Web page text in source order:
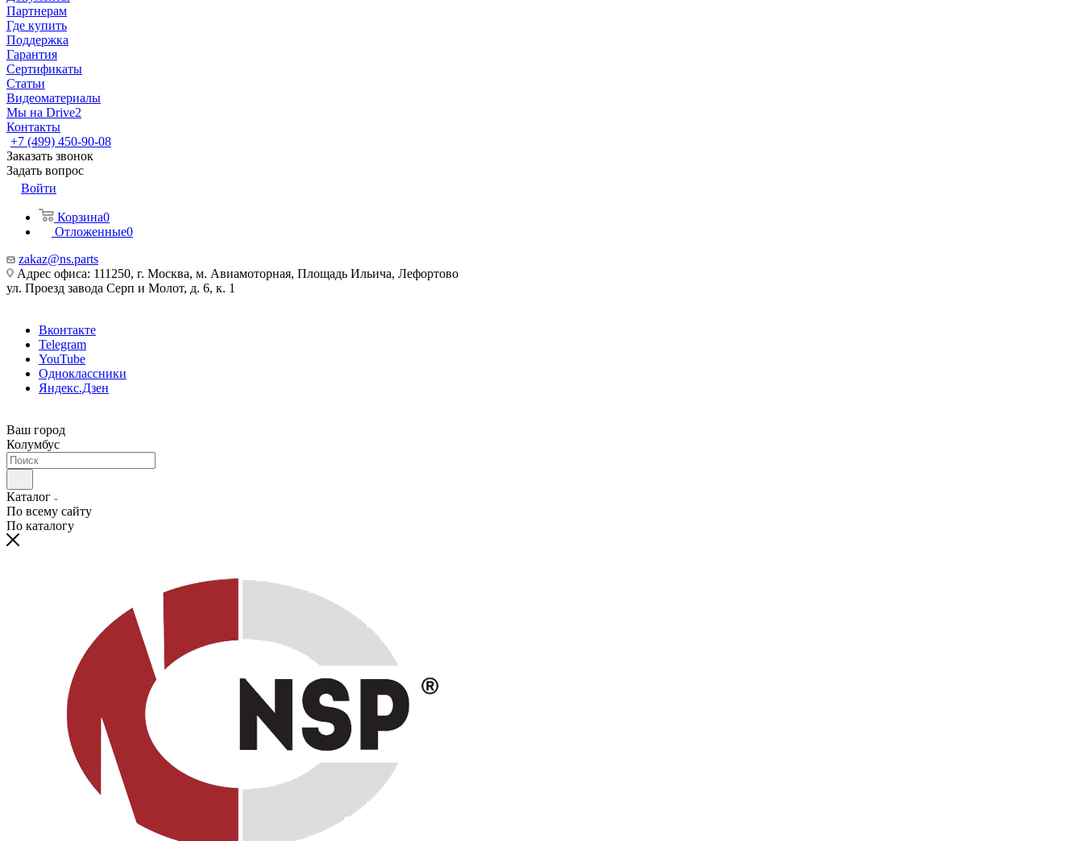
Партнерам
Где купить
Поддержка
Гарантия
Сертификаты
Статьи
Видеоматериалы
Мы на Drive2
Контакты
+7 (499) 450-90-08
Заказать звонок
Задать вопрос
Войти
Корзина0
Отложенные0
zakaz@ns.parts
Адрес офиса: 111250, г. Москва, м. Авиамоторная, Площадь Ильича, Лефортово
ул. Проезд завода Серп и Молот, д. 6, к. 1
Вконтакте
Telegram
YouTube
Одноклассники
Яндекс.Дзен
Ваш город
Колумбус
Каталог
По всему сайту
По каталогу